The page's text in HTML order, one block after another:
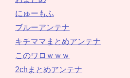
にゅーもふ
ブルーアンテナ
キチママまとめアンテナ
このワロｗｗｗ
2chまとめアンテナ